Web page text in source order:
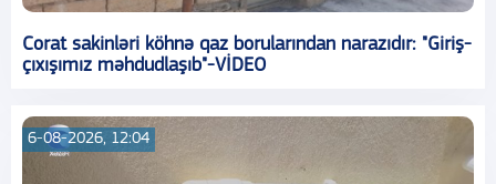
Corat sakinləri köhnə qaz borularından narazıdır: "Giriş-
çıxışımız məhdudlaşıb"-VİDEO
6-08-2026, 12:04